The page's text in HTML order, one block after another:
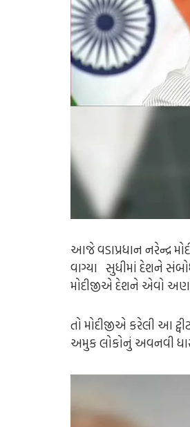
આજે વડાપ્રધાન નરેન્દ્ર
વાગ્યા સુધીમાં દેશને
મોદીજીએ દેશને એવો
તો મોદીજીએ કરેલી આ
અમુક લોકોનું અવનવી